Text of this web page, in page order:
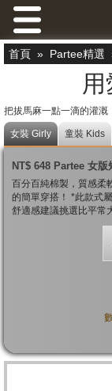
首頁 » Partee精選
把拔馬麻一點一滴的灌溉
女裝 Girly 童裝 Kids
NT$ 648 Partee 女
百分百純棉製，質感柔
的簡單穿搭！ *此款式
舒適感建議挑選比平常